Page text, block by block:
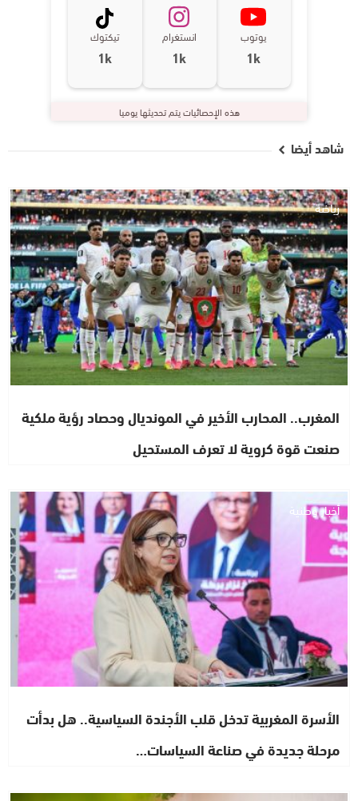
يوتوب
1k
انستغرام
1k
تيكتوك
1k
هذه الإحصائيات يتم تحديثها يوميا
شاهد أيضا
رياضة
المغرب.. المحارب الأخير في المونديال وحصاد رؤية ملكية
صنعت قوة كروية لا تعرف المستحيل
أخبار وطنية
الأسرة المغربية تدخل قلب الأجندة السياسية.. هل بدأت
مرحلة جديدة في صناعة السياسات…